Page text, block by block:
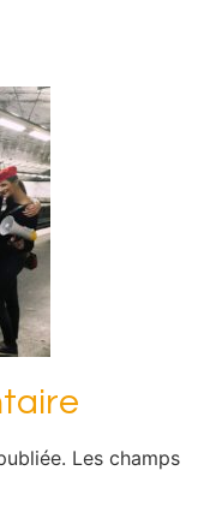
Les champs